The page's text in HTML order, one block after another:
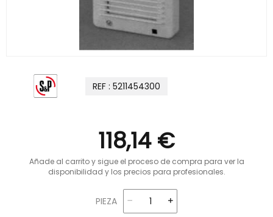
REF : 5211454300
118,14 €
Añade al carrito y sigue el proceso de compra para ver la
disponibilidad y los precios para profesionales.
PIEZA